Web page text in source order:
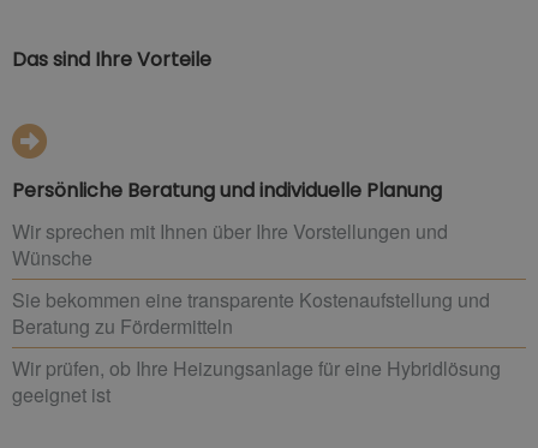
Das sind Ihre Vorteile
Persönliche Beratung und individuelle Planung
Wir sprechen mit Ihnen über Ihre Vorstellungen und
Wünsche
Sie bekommen eine transparente Kostenaufstellung und
Beratung zu Fördermitteln
Wir prüfen, ob Ihre Heizungsanlage für eine Hybridlösung
geeignet ist